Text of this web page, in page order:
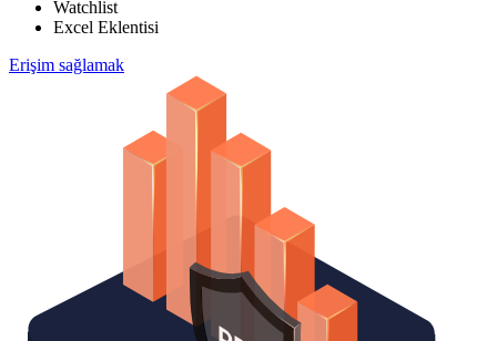
Watchlist
Excel Eklentisi
Erişim sağlamak